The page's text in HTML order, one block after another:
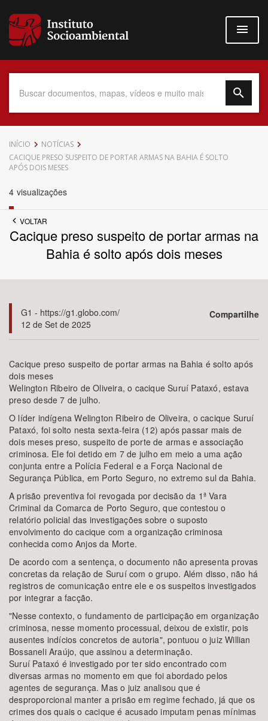
para
conteúdo
Data do Documento
Tema
Subtema
Área de Levantamento
Área Protegida
BUSCAR
INÍCIO
NOTÍCIAS
CACIQUE PRESO SUSPEITO DE PORTAR ARMAS NA BAHIA É SOLTO
APÓS DOIS MESES
4 visualizações
VOLTAR
Cacique preso suspeito de portar armas na
Bahia é solto após dois meses
G1 - https://g1.globo.com/
12 de Set de 2025
Compartilhe
Cacique preso suspeito de portar armas na Bahia é solto após
dois meses
Welington Ribeiro de Oliveira, o cacique Suruí Pataxó, estava
preso desde 7 de julho.
O líder indígena Welington Ribeiro de Oliveira, o cacique Suruí
Pataxó, foi solto nesta sexta-feira (12) após passar mais de
dois meses preso, suspeito de porte de armas e associação
criminosa. Ele foi detido em 7 de julho em meio a uma ação
conjunta entre a Polícia Federal e a Força Nacional de
Segurança Pública, em Porto Seguro, no extremo sul da Bahia.
A prisão preventiva foi revogada por decisão da 1ª Vara
Criminal da Comarca de Porto Seguro, que contestou o
relatório policial das investigações sobre o suposto
envolvimento do cacique com a organização criminosa
conhecida como Anjos da Morte.
De acordo com a sentença, o documento não apresenta provas
concretas da relação de Suruí com o grupo. Além disso, não há
registros de comunicação entre ele e os suspeitos investigados
por integrar a facção.
"Nesse contexto, o fundamento de participação em organização
criminosa, nesse momento processual, deixou de existir, pois
ausentes indícios concretos de autoria", pontuou o juiz Willian
Bossaneli Araújo, que assinou a determinação.
Suruí Pataxó é investigado por ter sido encontrado com
diversas armas no momento em que foi abordado pelos
agentes de segurança. Mas o juiz analisou que é
desproporcional manter a prisão em regime fechado, já que os
crimes dos quais o cacique é acusado imputam penas mínimas